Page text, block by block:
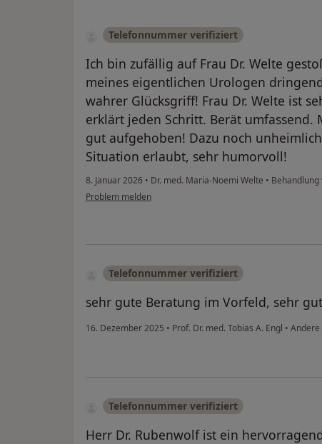
Telefonnummer verifiziert
Ich bin zufällig auf Frau Dr. Welte
meines eigentlichen Urologen
wahrer Glücksgriff! Frau Dr. Welte ist
erklärt jeden Schritt. Berät umfassend.
gut aufgehoben! Dazu noch
Situation erlaubt, sehr humorvoll!
8. Januar 2026 • Dr. med. Maria-Noemi Welte •
Problem melden
Telefonnummer verifiziert
sehr gute Beratung im Vorfeld, sehr
16. Dezember 2025 • Prof. Dr. med. Tobias A. Engl • Andere
Telefonnummer verifiziert
Herr Dr. Rubenwolf ist ein